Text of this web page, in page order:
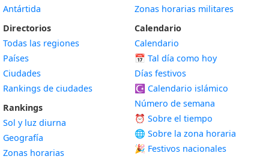
Antártida
Directorios
Todas las regiones
Países
Ciudades
Rankings de ciudades
Rankings
Sol y luz diurna
Geografía
Zonas horarias
Zonas horarias militares
Calendario
Calendario
📅 Tal día como hoy
Días festivos
☪️ Calendario islámico
Número de semana
⏰ Sobre el tiempo
🌐 Sobre la zona horaria
🎉 Festivos nacionales